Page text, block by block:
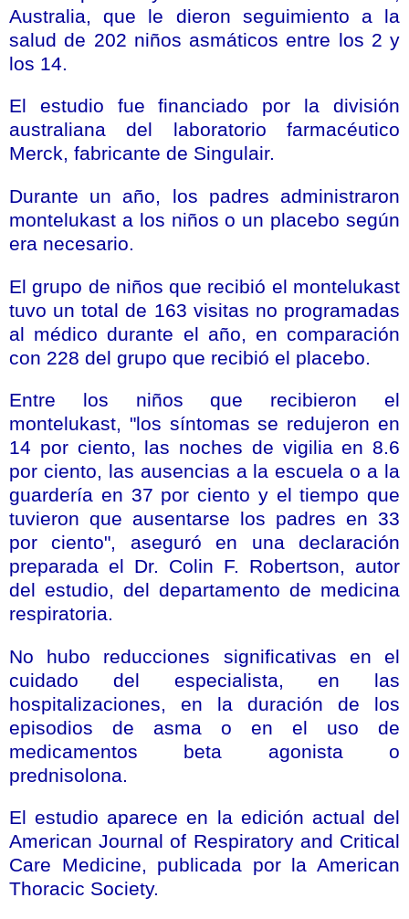
Australia, que le dieron seguimiento a la
salud de 202 niños asmáticos entre los 2 y
los 14.
El estudio fue financiado por la división
australiana del laboratorio farmacéutico
Merck, fabricante de Singulair.
Durante un año, los padres administraron
montelukast a los niños o un placebo según
era necesario.
El grupo de niños que recibió el montelukast
tuvo un total de 163 visitas no programadas
al médico durante el año, en comparación
con 228 del grupo que recibió el placebo.
Entre los niños que recibieron el
montelukast, "los síntomas se redujeron en
14 por ciento, las noches de vigilia en 8.6
por ciento, las ausencias a la escuela o a la
guardería en 37 por ciento y el tiempo que
tuvieron que ausentarse los padres en 33
por ciento", aseguró en una declaración
preparada el Dr. Colin F. Robertson, autor
del estudio, del departamento de medicina
respiratoria.
No hubo reducciones significativas en el
cuidado del especialista, en las
hospitalizaciones, en la duración de los
episodios de asma o en el uso de
medicamentos beta agonista o
prednisolona.
El estudio aparece en la edición actual del
American Journal of Respiratory and Critical
Care Medicine, publicada por la American
Thoracic Society.